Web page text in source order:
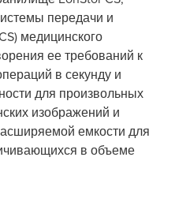
передачи и
медицинского
ее требований к
в секунду и
для произвольных
изображений и
емкости для
в объеме